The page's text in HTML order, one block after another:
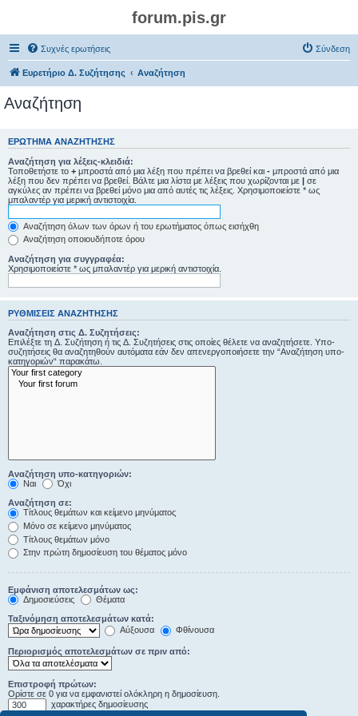
forum.pis.gr
Συχνές ερωτήσεις Σύνδεση
Ευρετήριο Δ. Συζήτησης Αναζήτηση
Αναζήτηση
ΕΡΏΤΗΜΑ ΑΝΑΖΉΤΗΣΗΣ
Αναζήτηση για λέξεις-κλειδιά:
Τοποθετήστε το + μπροστά από μια λέξη που πρέπει να βρεθεί και - μπροστά από μια
λέξη που δεν πρέπει να βρεθεί. Βάλτε μια λίστα με λέξεις που χωρίζονται με | σε
αγκύλες αν πρέπει να βρεθεί μόνο μια από αυτές τις λέξεις. Χρησιμοποιείστε * ως
μπαλαντέρ για μερική αντιστοιχία.
Αναζήτηση όλων των όρων ή του ερωτήματος όπως εισήχθη
Αναζήτηση οποιουδήποτε όρου
Αναζήτηση για συγγραφέα:
Χρησιμοποιείστε * ως μπαλαντέρ για μερική αντιστοιχία.
ΡΥΘΜΊΣΕΙΣ ΑΝΑΖΉΤΗΣΗΣ
Αναζήτηση στις Δ. Συζητήσεις:
Επιλέξτε τη Δ. Συζήτηση ή τις Δ. Συζητήσεις στις οποίες θέλετε να αναζητήσετε. Υπο-
συζητήσεις θα αναζητηθούν αυτόματα εάν δεν απενεργοποιήσετε την “Αναζήτηση υπο-
κατηγοριών“ παρακάτω.
Αναζήτηση υπο-κατηγοριών:
Ναι
Όχι
Αναζήτηση σε:
Τίτλους θεμάτων και κείμενο μηνύματος
Μόνο σε κείμενο μηνύματος
Τίτλους θεμάτων μόνο
Στην πρώτη δημοσίευση του θέματος μόνο
Εμφάνιση αποτελεσμάτων ως:
Δημοσιεύσεις
Θέματα
Ταξινόμηση αποτελεσμάτων κατά:
Αύξουσα
Φθίνουσα
Περιορισμός αποτελεσμάτων σε πριν από:
Επιστροφή πρώτων:
Ορίστε σε 0 για να εμφανιστεί ολόκληρη η δημοσίευση.
χαρακτήρες δημοσίευσης